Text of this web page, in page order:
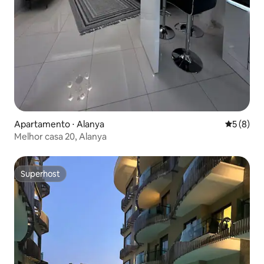
Apartamento ⋅ Alanya 5 de
5 (8)
Melhor casa 20, Alanya
Superhost
Superhost